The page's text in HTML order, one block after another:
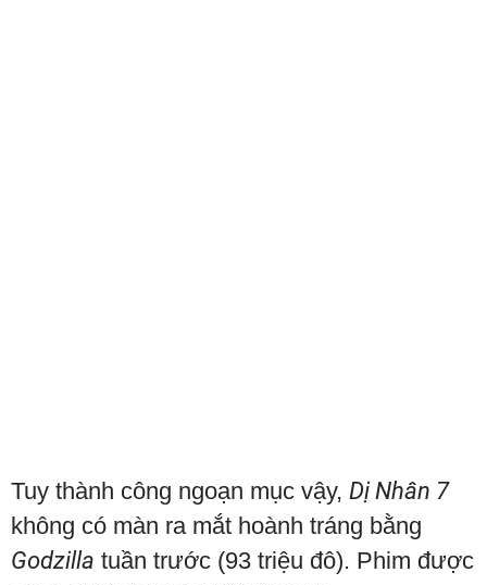
Tuy thành công ngoạn mục vậy, Dị Nhân 7
không có màn ra mắt hoành tráng bằng
Godzilla tuần trước (93 triệu đô). Phim được